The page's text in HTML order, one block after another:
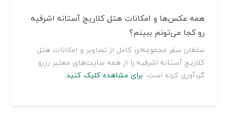
همه عکس‌ها و امکانات هتل کلاریج آستانه اشرفیه
رو کجا می‌تونم ببینم؟
سلطان سفر مجموعه‌ای کامل از تصاویر و امکانات هتل
کلاریج آستانه اشرفیه را از همه سایت‌های معتبر رزرو
گردآوری کرده است. برای مشاهده کلیک کنید.